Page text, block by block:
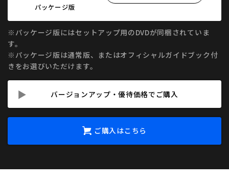
パッケージ版
※パッケージ版にはセットアップ用のDVDが同梱されていま
す。
※パッケージ版は通常版、またはオフィシャルガイドブック付
きをお選びいただけます。
バージョンアップ・優待価格でご購入
ご購入はこちら